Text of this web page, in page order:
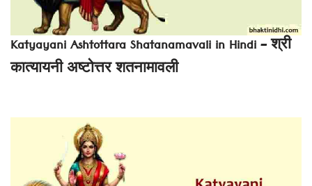
Katyayani Ashtottara Shatanamavali in Hindi – श्री
कात्यायनी अष्टोत्तर शतनामावली